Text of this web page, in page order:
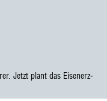
Jetzt plant das Eisenerz-